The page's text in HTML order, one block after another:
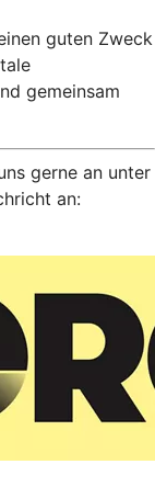
guten Zweck
gemeinsam
gerne an unter
an: